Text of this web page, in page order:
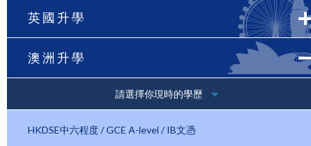
英國升學
澳洲升學
請選擇你現時的學歷
HKDSE中六程度 / GCE A-level / IB文憑